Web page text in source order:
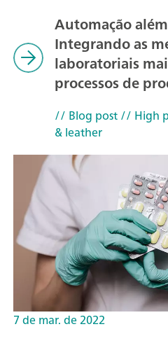
Automação
Integrando as
laboratoriais
processos de
// Blog post// High
& leather
7 de mar. de 2022